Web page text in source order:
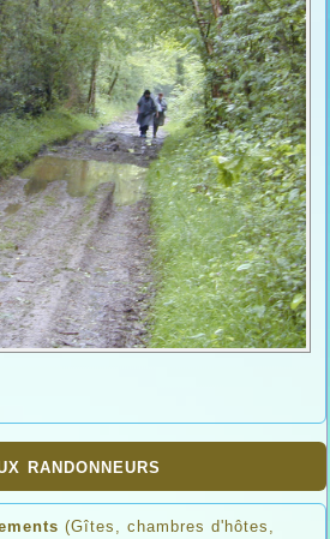
randonneurs
(Gîtes, chambres d'hôtes,